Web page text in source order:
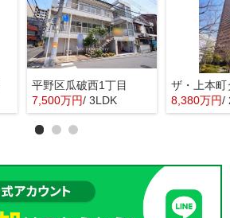
平野区瓜破西1丁目
7,500万円/ 3LDK
ザ・上本町
8,380万円/